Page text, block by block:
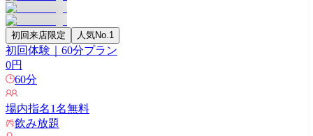
初回来店限定 人気No.1
初回体験｜60分プラン
0円
60分
場内指名1名無料
飲み放題